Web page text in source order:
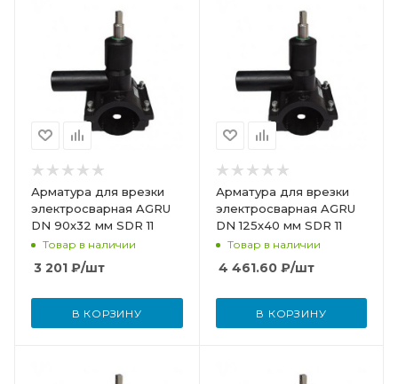
Арматура для врезки
электросварная AGRU
DN 90х32 мм SDR 11
Товар в наличии
3 201 ₽/шт
В КОРЗИНУ
Арматура для врезки
электросварная AGRU
DN 125х40 мм SDR 11
Товар в наличии
4 461.60₽/шт
В КОРЗИНУ